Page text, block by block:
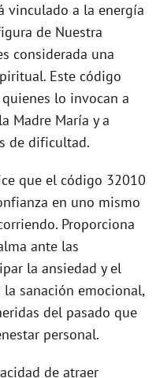
vinculado a la energía
de Nuestra
considerada una
Este código
lo invocan a
Madre María y a
de dificultad.
que el código 32010
en uno mismo
Proporciona
ante las
la ansiedad y el
la sanación emocional,
del pasado que
personal.
de atraer